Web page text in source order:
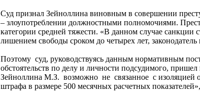
Суд признал Зейноллина виновным в совершении
– злоупотреблении должностными полномочиями.
категории средней тяжести. «В данном случае санкции
лишением свободы сроком до четырех лет,
Поэтому суд, руководствуясь данным нормативным
обстоятельств по делу и личности подсудимого,
Зейноллина М.З. возможно не связанное с изоляцией
штрафа в размере 500 месячных расчетных